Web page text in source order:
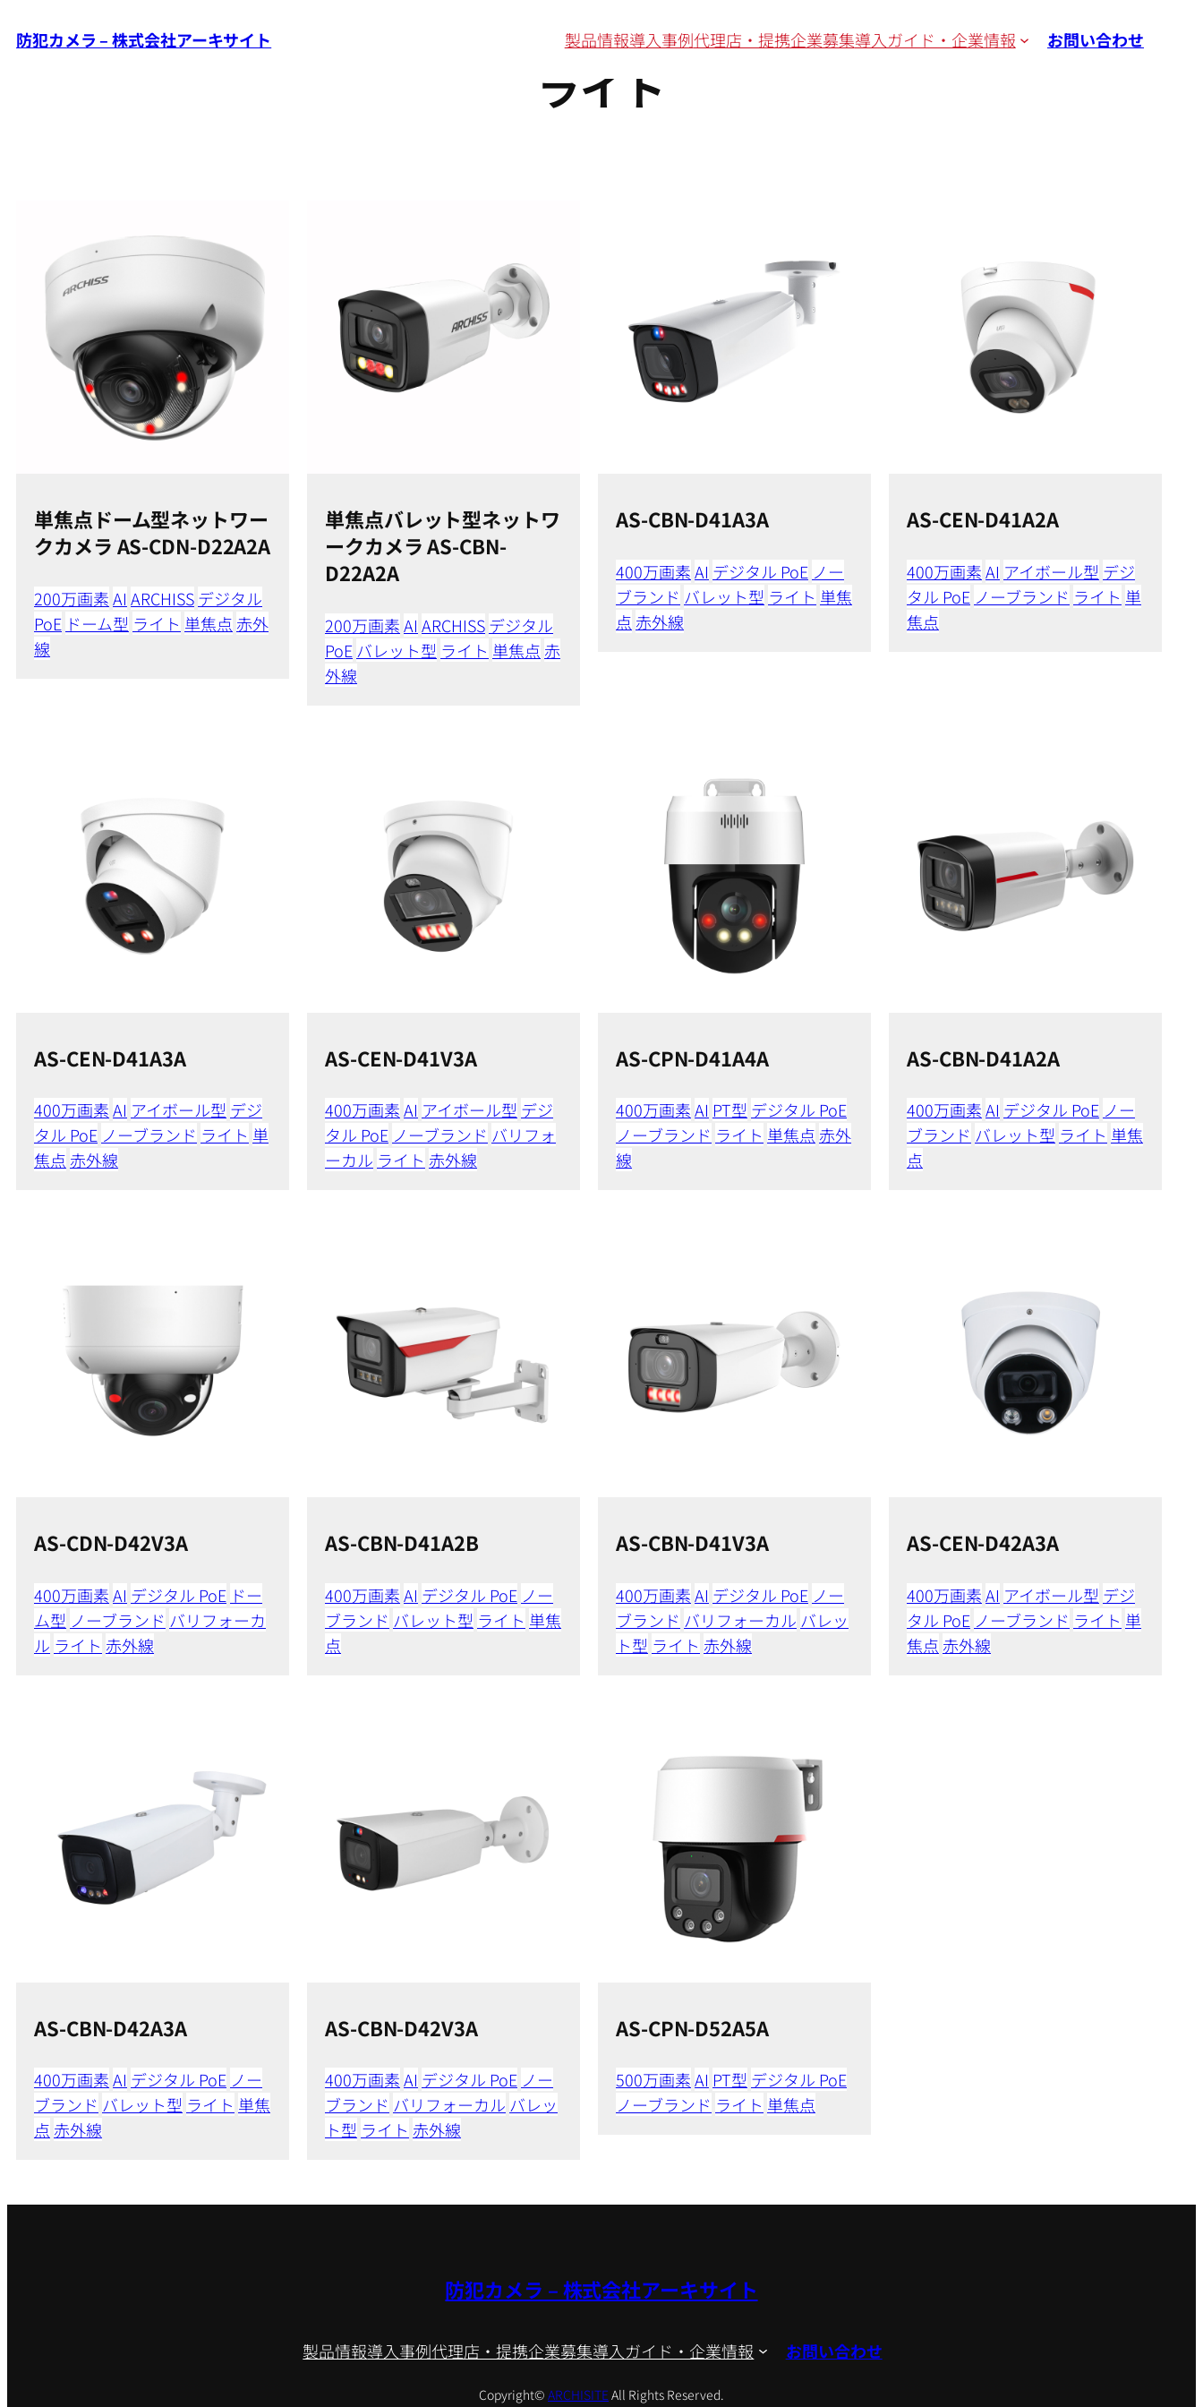
防犯カメラ – 株式会社アーキサイト 製品情報導入事例代理店・提携企業募集導入ガイド・企業情報 お問い合わせ
ライト
単焦点ドーム型ネットワー
クカメラ AS-CDN-D22A2A
200万画素AI ARCHISSデジタル
PoE ドーム型 ライト 単焦点 赤外
線
単焦点バレット型ネットワ
ークカメラ AS-CBN-
D22A2A
200万画素AI ARCHISSデジタル
PoE バレット型 ライト 単焦点 赤
外線
AS-CBN-D41A3A
400万画素AI デジタル PoE ノー
ブランド バレット型 ライト 単焦
点 赤外線
AS-CEN-D41A2A
400万画素AI アイボール型 デジ
タル PoE ノーブランド ライト 単
焦点
AS-CEN-D41A3A
400万画素AI アイボール型 デジ
タル PoE ノーブランド ライト 単
焦点 赤外線
AS-CEN-D41V3A
400万画素AI アイボール型 デジ
タル PoE ノーブランド バリフォ
ーカル ライト 赤外線
AS-CPN-D41A4A
400万画素AI PT型 デジタル PoE
ノーブランド ライト 単焦点 赤外
線
AS-CBN-D41A2A
400万画素AI デジタル PoE ノー
ブランド バレット型 ライト 単焦
点
AS-CDN-D42V3A
400万画素AI デジタル PoE ドー
ム型 ノーブランド バリフォーカ
ル ライト 赤外線
AS-CBN-D41A2B
400万画素AI デジタル PoE ノー
ブランド バレット型 ライト 単焦
点
AS-CBN-D41V3A
400万画素AI デジタル PoE ノー
ブランド バリフォーカル バレッ
ト型 ライト 赤外線
AS-CEN-D42A3A
400万画素AI アイボール型 デジ
タル PoE ノーブランド ライト 単
焦点 赤外線
AS-CBN-D42A3A
400万画素AI デジタル PoE ノー
ブランド バレット型 ライト 単焦
点 赤外線
AS-CBN-D42V3A
400万画素AI デジタル PoE ノー
ブランド バリフォーカル バレッ
ト型 ライト 赤外線
AS-CPN-D52A5A
500万画素AI PT型 デジタル PoE
ノーブランド ライト 単焦点
防犯カメラ – 株式会社アーキサイト
製品情報導入事例代理店・提携企業募集導入ガイド・企業情報 お問い合わせ
Copyright© ARCHISITE All Rights Reserved.